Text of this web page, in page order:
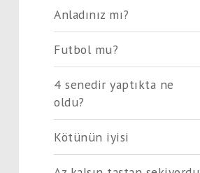
Anladınız mı?
Futbol mu?
4 senedir yaptıkta ne
oldu?
Kötünün iyisi